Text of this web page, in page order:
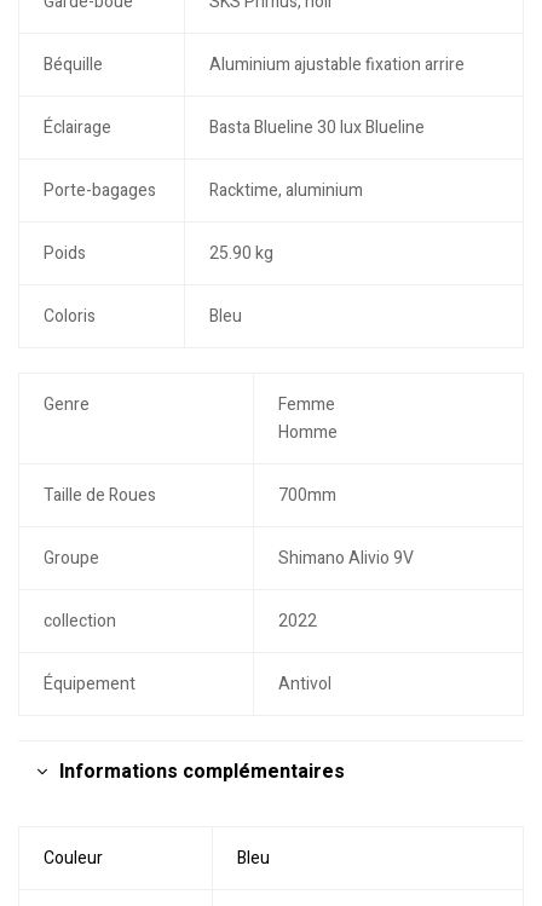
Béquille Aluminium ajustable fixation arrire
Éclairage Basta Blueline 30 lux Blueline
Porte-bagages Racktime, aluminium
Poids 25.90 kg
Coloris Bleu
Genre
Femme
Homme
Taille de Roues 700mm
Groupe Shimano Alivio 9V
collection 2022
Équipement Antivol
Informations complémentaires
Couleur Bleu